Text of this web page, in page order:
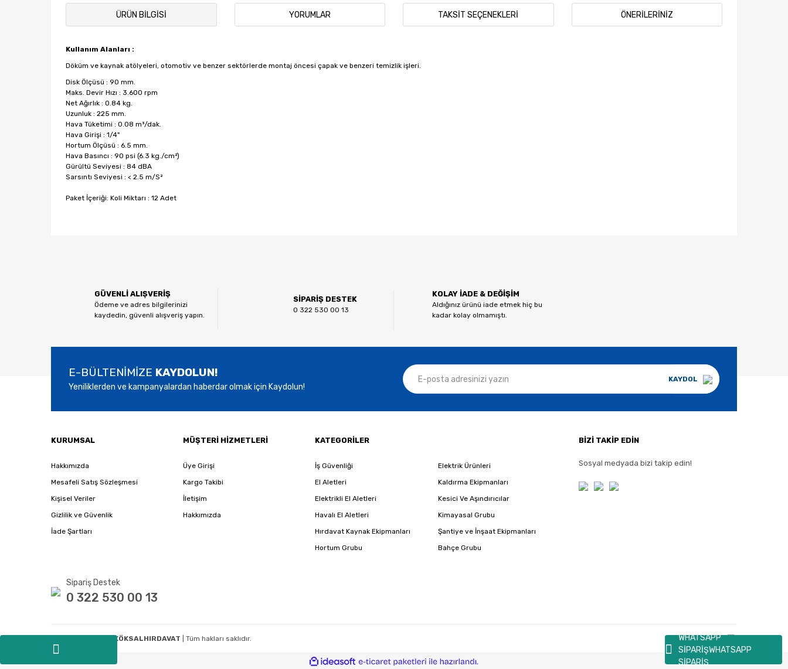
WHATSAPP
SİPARİŞWHATSAPP
SİPARİŞ
ÜRÜN BILGISI YORUMLAR TAKSIT SEÇENEKLERI ÖNERILERINIZ
Kullanım Alanları :
Döküm ve kaynak atölyeleri, otomotiv ve benzer sektörlerde montaj öncesi çapak ve benzeri temizlik işleri.
Disk Ölçüsü : 90 mm.
Maks. Devir Hızı : 3.600 rpm
Net Ağırlık : 0.84 kg.
Uzunluk : 225 mm.
Hava Tüketimi : 0.08 m³/dak.
Hava Girişi : 1/4"
Hortum Ölçüsü : 6.5 mm.
Hava Basıncı : 90 psi (6.3 kg./cm²)
Gürültü Seviyesi : 84 dBA
Sarsıntı Seviyesi : < 2.5 m/S²
Paket İçeriği: Koli Miktarı : 12 Adet
Ürün açıklamasında eksik bilgiler bulunuyor.
Ürün bilgilerinde hatalar bulunuyor.
GÜVENLİ ALIŞVERİŞ
Ödeme ve adres bilgilerinizi
kaydedin, güvenli alışveriş yapın.
SİPARİŞ DESTEK
0 322 530 00 13
KOLAY İADE & DEĞİŞİM
Aldığınız ürünü iade etmek hiç bu
kadar kolay olmamıştı.
E-BÜLTENİMİZE KAYDOLUN!
Yeniliklerden ve kampanyalardan haberdar olmak için Kaydolun!
KAYDOL
KURUMSAL
Hakkımızda
Mesafeli Satış Sözleşmesi
Kişisel Veriler
Gizlilik ve Güvenlik
İade Şartları
MÜŞTERİ HİZMETLERİ
Üye Girişi
Kargo Takibi
İletişim
Hakkımızda
KATEGORİLER
İş Güvenliği
Elektrik Ürünleri
El Aletleri
Kaldırma Ekipmanları
Elektrikli El Aletleri
Kesici Ve Aşındırıcılar
Havalı El Aletleri
Kimayasal Grubu
Hırdavat Kaynak Ekipmanları
Şantiye ve İnşaat Ekipmanları
Hortum Grubu
Bahçe Grubu
BİZİ TAKİP EDİN
Sosyal medyada bizi takip edin!
Sipariş Destek
0 322 530 00 13
E-KÖKSALHIRDAVAT | Tüm hakları saklıdır.
ideasoft
e-